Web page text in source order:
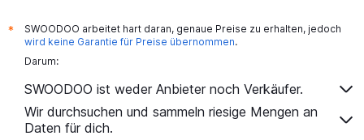
*
SWOODOO arbeitet hart daran, genaue Preise zu erhalten, jedoch
wird keine Garantie für Preise übernommen.
Darum:
SWOODOO ist weder Anbieter noch Verkäufer.
Wir durchsuchen und sammeln riesige Mengen an
Daten für dich.